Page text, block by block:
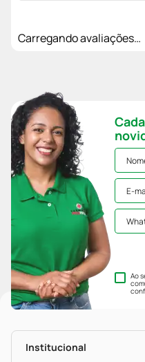
Carregando avaliações…
Ao
Institucional